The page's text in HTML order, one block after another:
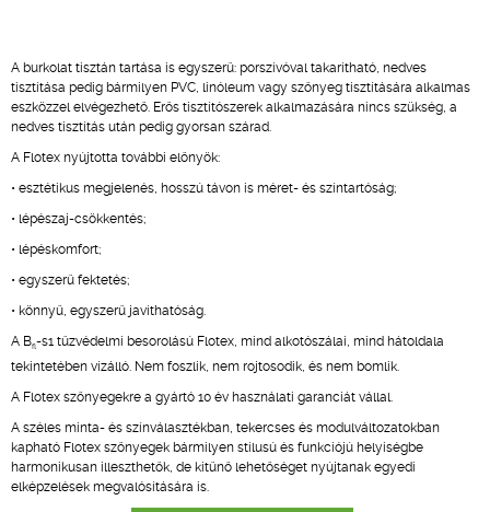
A burkolat tisztán tartása is egyszerű: porszívóval takarítható, nedves
tisztítása pedig bármilyen PVC, linóleum vagy szőnyeg tisztítására alkalmas
eszközzel elvégezhető. Erős tisztítószerek alkalmazására nincs szükség, a
nedves tisztítás után pedig gyorsan szárad.
A Flotex nyújtotta további előnyök:
• esztétikus megjelenés, hosszú távon is méret- és színtartóság;
• lépészaj-csökkentés;
• lépéskomfort;
• egyszerű fektetés;
• könnyű, egyszerű javíthatóság.
A Bfl-s1 tűzvédelmi besorolású Flotex, mind alkotószálai, mind hátoldala
tekintetében vízálló. Nem foszlik, nem rojtosodik, és nem bomlik.
A Flotex szőnyegekre a gyártó 10 év használati garanciát vállal.
A széles minta- és színválasztékban, tekercses és modulváltozatokban
kapható Flotex szőnyegek bármilyen stílusú és funkciójú helyiségbe
harmonikusan illeszthetők, de kitűnő lehetőséget nyújtanak egyedi
elképzelések megvalósítására is.